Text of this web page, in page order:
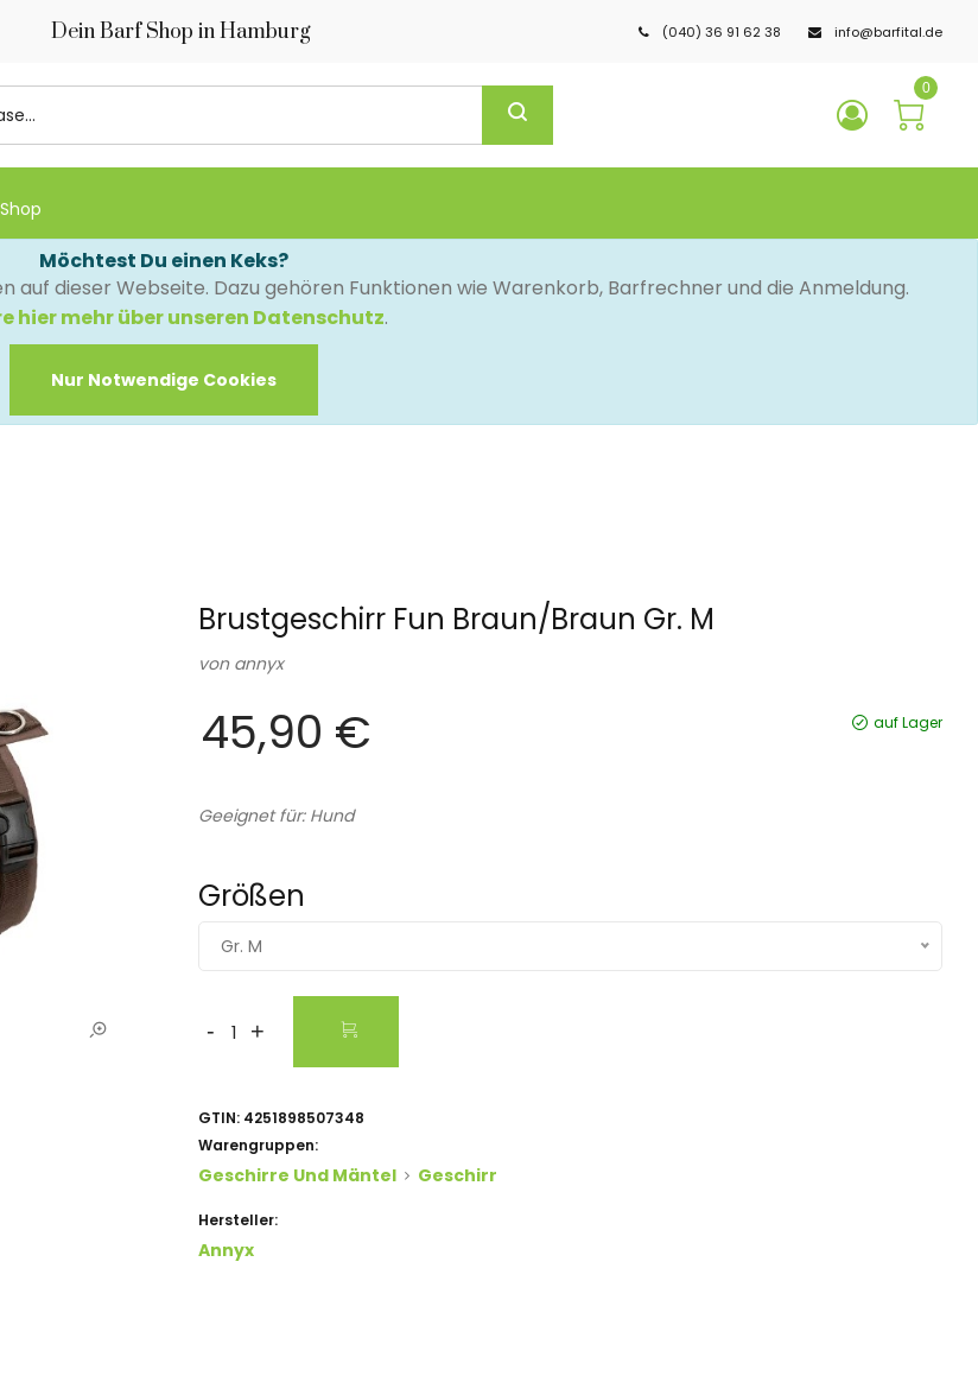
Dein Barf Shop in Hamburg (040) 36 91 62 38 info@barfital.de
0
Shop
Möchtest Du einen Keks?
auf dieser Webseite. Dazu gehören Funktionen wie Warenkorb, Barfrechner und die Anmeldung.
hier mehr über unseren Datenschutz.
Nur Notwendige Cookies
Brustgeschirr Fun Braun/Braun Gr. M
von annyx
45,90 € auf Lager
Geeignet für: Hund
Größen
Gr. M
- +
GTIN: 4251898507348
Warengruppen:
Geschirre Und Mäntel Geschirr
Hersteller:
Annyx